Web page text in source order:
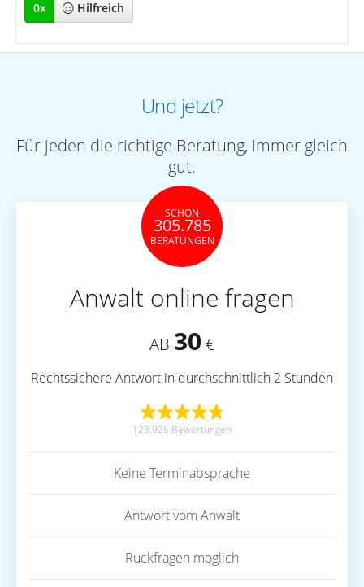
0x Hilfreich
Und jetzt?
Für jeden die richtige Beratung, immer gleich
gut.
SCHON
305.785
BERATUNGEN
Anwalt online fragen
AB 30 €
Rechtssichere Antwort in durchschnittlich 2 Stunden
123.925 Bewertungen
Keine Terminabsprache
Antwort vom Anwalt
Rückfragen möglich